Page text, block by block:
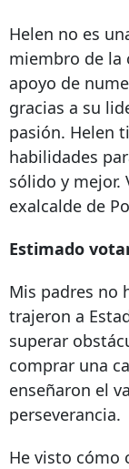
Helen no es
miembro de la
apoyo de
gracias a su
pasión. Helen
habilidades
sólido y mejor.
exalcalde de
Estimado
Mis padres no
trajeron a
superar
comprar una
enseñaron el
perseverancia.
He visto cómo